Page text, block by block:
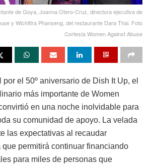
de Goya, Joanna Otero-Cruz, directora ejecutiva de
y Wichittra Phanseng, del restaurante Dara Thai. Foto
Cortesía Women Against Abuse
el 50º aniversario de Dish It Up, el
más importante de Women
en una noche inolvidable para
su comunidad de apoyo. La velada
las expectativas al recaudar
que permitirá continuar financiando
para miles de personas que